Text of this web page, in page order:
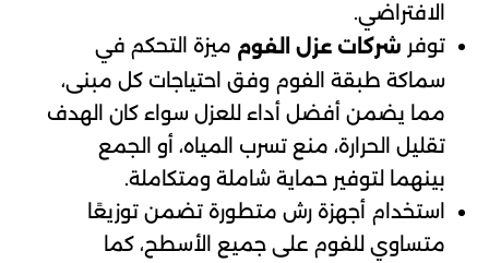
الافتراضي.
توفر شركات عزل الفوم ميزة التحكم في
سماكة طبقة الفوم وفق احتياجات كل مبنى،
مما يضمن أفضل أداء للعزل سواء كان الهدف
تقليل الحرارة، منع تسرب المياه، أو الجمع
بينهما لتوفير حماية شاملة ومتكاملة.
استخدام أجهزة رش متطورة تضمن توزيعًا
متساوي للفوم على جميع الأسطح، كما